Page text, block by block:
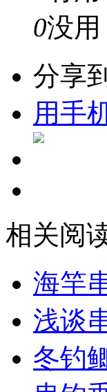
0没用
分享到
用手
相关阅
海竿
浅谈
冬钓